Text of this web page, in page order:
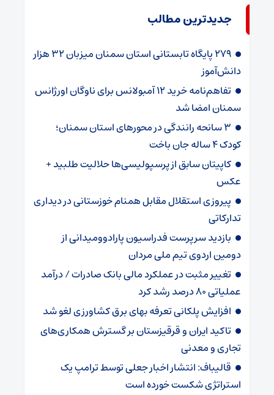
جدیدترین مطالب
۲۷۹ پایگاه تابستانی استان سمنان میزبان ۳۲ هزار
دانش‌آموز
تفاهم‌نامه خرید ۱۲ آمبولانس برای ناوگان اورژانس
سمنان امضا شد
۳ سانحه رانندگی در محورهای استان سمنان؛
کودک ۴ ساله جان باخت
کاپیتان سابق از پرسپولیسی‌ها حلالیت طلبید +
عکس
پیروزی استقلال مقابل همنام خوزستانی در دیداری
تدارکاتی
بازدید سرپرست فدراسیون پارادوومیدانی از
دومین اردوی تیم ملی مردان
تغییر مثبت در عملکرد مالی بانک صادرات / درآمد
عملیاتی ۸۰ درصد رشد کرد
افزایش پلکانی تعرفه بهای برق کشاورزی لغو شد
تاکید ایران و قرقیزستان بر گسترش همکاری‌های
تجاری و معدنی
قالیباف: انتشار اخبار جعلی توسط ترامپ یک
استراتژی شکست خورده است